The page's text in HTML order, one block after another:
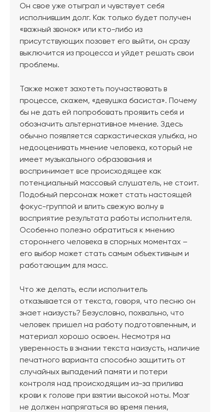
Он свое уже отыграл и чувствует себя
исполнившим долг. Как только будет получен
«важный звонок» или кто-либо из
присутствующих позовет его выйти, он сразу
выключится из процесса и уйдет решать свои
проблемы.
Также может захотеть поучаствовать в
процессе, скажем, «девушка басиста». Почему
бы не дать ей попробовать проявить себя и
обозначить альтернативное мнение. Здесь
обычно появляется саркастическая улыбка, но
недооценивать мнение человека, который не
имеет музыкального образования и
воспринимает все происходящее как
потенциальный массовый слушатель, не стоит.
Подобный персонаж может стать настоящей
фокус-группой и влить свежую волну в
восприятие результата работы исполнителя.
Особенно полезно обратиться к мнению
стороннего человека в спорных моментах –
его выбор может стать самым объективным и
работающим для масс.
Что же делать, если исполнитель
отказывается от текста, говоря, что песню он
знает наизусть? Безусловно, похвально, что
человек пришел на работу подготовленным, и
материал хорошо освоен. Несмотря на
уверенность в знании текста наизусть, наличие
печатного варианта способно защитить от
случайных выпадений памяти и потери
контроля над происходящим из-за прилива
крови к голове при взятии высокой ноты. Мозг
не должен напрягаться во время пения,